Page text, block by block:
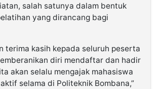
salah satunya dalam bentuk
yang dirancang bagi
terima kasih kepada seluruh peserta
diri mendaftar dan hadir
akan selalu mengajak mahasiswa
selama di Politeknik Bombana,”